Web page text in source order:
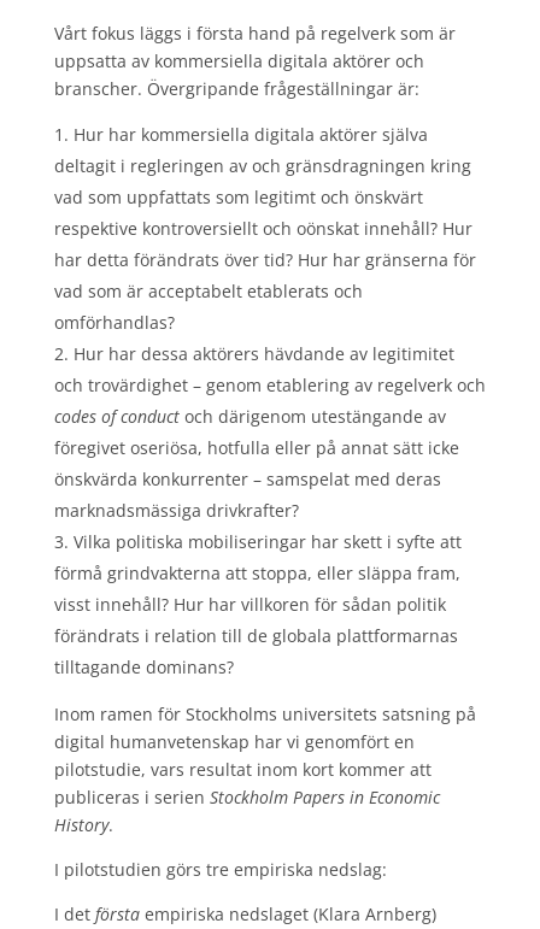
Vårt fokus läggs i första hand på regelverk som är
uppsatta av kommersiella digitala aktörer och
branscher. Övergripande frågeställningar är:
Hur har kommersiella digitala aktörer själva
deltagit i regleringen av och gränsdragningen kring
vad som uppfattats som legitimt och önskvärt
respektive kontroversiellt och oönskat innehåll? Hur
har detta förändrats över tid? Hur har gränserna för
vad som är acceptabelt etablerats och
omförhandlas?
Hur har dessa aktörers hävdande av legitimitet
och trovärdighet – genom etablering av regelverk och
codes of conductoch därigenom utestängande av
föregivet oseriösa, hotfulla eller på annat sätt icke
önskvärda konkurrenter – samspelat med deras
marknadsmässiga drivkrafter?
Vilka politiska mobiliseringar har skett i syfte att
förmå grindvakterna att stoppa, eller släppa fram,
visst innehåll? Hur har villkoren för sådan politik
förändrats i relation till de globala plattformarnas
tilltagande dominans?
Inom ramen för Stockholms universitets satsning på
digital humanvetenskap har vi genomfört en
pilotstudie, vars resultat inom kort kommer att
publiceras i serien Stockholm Papers in Economic
History.
I pilotstudien görs tre empiriska nedslag:
I det förstaempiriska nedslaget (Klara Arnberg)